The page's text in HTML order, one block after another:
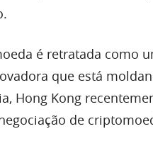
é retratada como
que está
Hong Kong
de